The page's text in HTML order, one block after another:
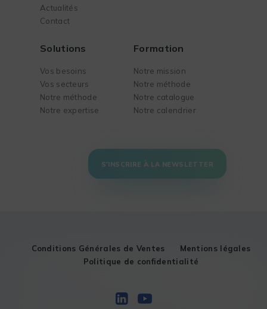
Actualités
Contact
Solutions
Vos besoins
Vos secteurs
Notre méthode
Notre expertise
Formation
Notre mission
Notre méthode
Notre catalogue
Notre calendrier
S'INSCRIRE À LA NEWSLETTER
Conditions Générales de Ventes
Mentions légales
Politique de confidentialité